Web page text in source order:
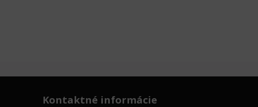
Kontaktné informácie